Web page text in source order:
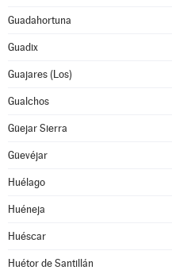
Guadahortuna
Guadix
Guajares (Los)
Gualchos
Güejar Sierra
Güevéjar
Huélago
Huéneja
Huéscar
Huétor de Santillán